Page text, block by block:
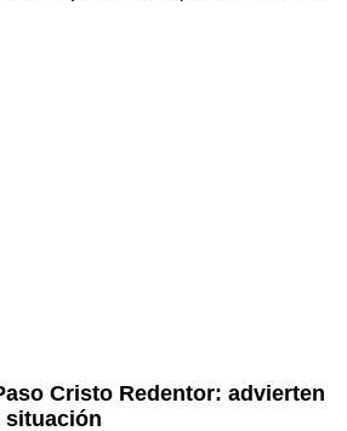
Cristo Redentor: advierten
situación